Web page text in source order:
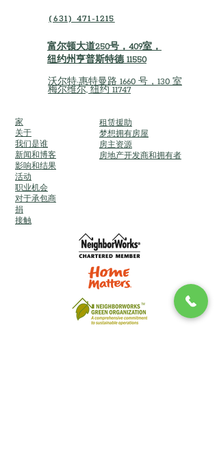
(631) 471-1215
富尔顿大道250号，409室，
纽约州亨普斯特德 11550
沃尔特·惠特曼路 1660 号，130 室
梅尔维尔, 纽约 11747
家
关于
我们是谁
新闻和博客
影响和结果
活动
职业机会
对于承包商
捐
接触
租赁援助
梦想拥有房屋
房主资源
房地产开发商和拥有者